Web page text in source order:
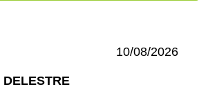
10/08/2026